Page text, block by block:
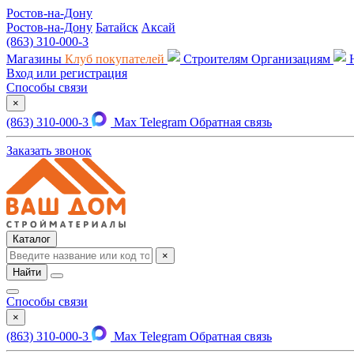
Ростов-на-Дону
Ростов-на-Дону Батайск Аксай
(863) 310-000-3
Магазины Клуб покупателей Строителям Организациям
Вход или регистрация
Способы связи
×
(863) 310-000-3 Max Telegram Обратная связь
Заказать звонок
Каталог
×
Найти
Способы связи
×
(863) 310-000-3 Max Telegram Обратная связь